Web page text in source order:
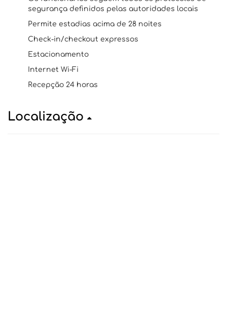
segurança definidos pelas autoridades locais
Permite estadias acima de 28 noites
Check-in/checkout expressos
Estacionamento
Internet Wi-Fi
Recepção 24 horas
Localização